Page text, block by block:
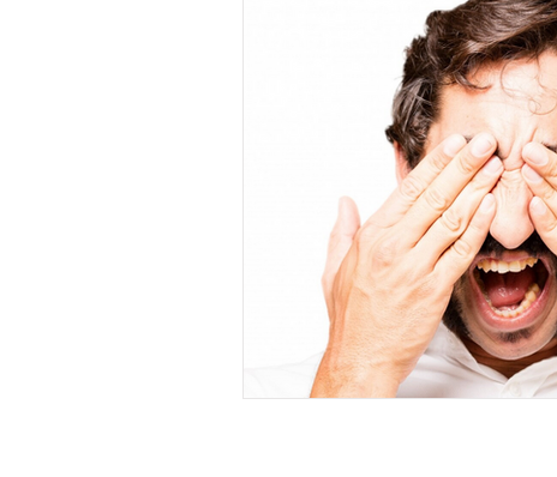
X raisons pour ...
La Minute Management